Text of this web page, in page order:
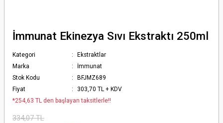
İmmunat Ekinezya Sıvı Ekstraktı 250ml
Kategori
Ekstraktlar
Marka
İmmunat
Stok Kodu
BFJMZ689
Fiyat
303,70 TL + KDV
*254,63 TL den başlayan taksitlerle!!
334,07 TL